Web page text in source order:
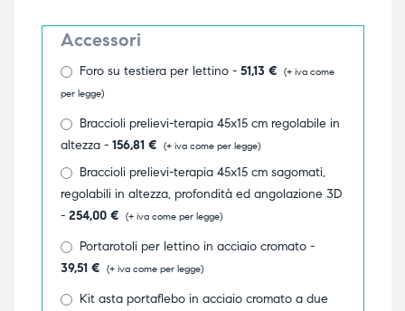
Accessori
Foro su testiera per lettino - 51,13 € (+ iva come
per legge)
Braccioli prelievi-terapia 45x15 cm regolabile in
altezza - 156,81 € (+ iva come per legge)
Braccioli prelievi-terapia 45x15 cm sagomati,
regolabili in altezza, profondità ed angolazione 3D
- 254,00 € (+ iva come per legge)
Portarotoli per lettino in acciaio cromato -
39,51 € (+ iva come per legge)
Kit asta portaflebo in acciaio cromato a due